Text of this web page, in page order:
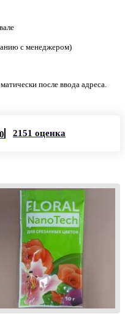
с менеджером)
после ввода адреса.
2151 оценка